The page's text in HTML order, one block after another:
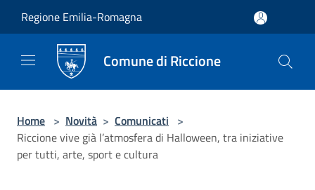
Regione Emilia-Romagna
Comune di Riccione
Home > Novità > Comunicati >
Riccione vive già l’atmosfera di Halloween, tra iniziative
per tutti, arte, sport e cultura